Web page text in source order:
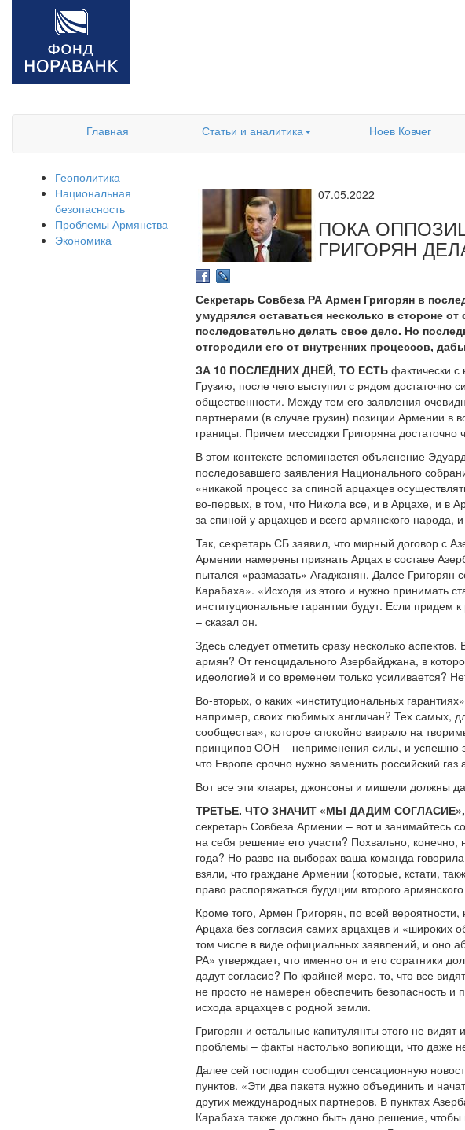
Главная
Статьи и аналитика Ноев Ковчег
Геополитика
Национальная
безопасность
Проблемы Армянства
Экономика
07.05.2022
ПОКА
ГРИГОРЯН
Секретарь Совбеза РА Армен Григорян в
умудрялся оставаться несколько в стороне
последовательно делать свое дело. Но
отгородили его от внутренних процессов,
ЗА 10 ПОСЛЕДНИХ ДНЕЙ, ТО ЕСТЬ фактически с
Грузию, после чего выступил с рядом достаточно
общественности. Между тем его заявления
партнерами (в случае грузин) позиции Армении в
границы. Причем мессиджи Григоряна
В этом контексте вспоминается объяснение
последовавшего заявления Национального
«никакой процесс за спиной арцахцев
во-первых, в том, что Никола все, и в Арцахе, и в
за спиной у арцахцев и всего армянского народа,
Так, секретарь СБ заявил, что мирный договор с
Армении намерены признать Арцах в составе
пытался «размазать» Агаджанян. Далее
Карабаха». «Исходя из этого и нужно принимать
институциональные гарантии будут. Если
– сказал он.
Здесь следует отметить сразу несколько
армян? От геноцидального Азербайджана, в
идеологией и со временем только усиливается?
Во-вторых, о каких «институциональных
например, своих любимых англичан? Тех самых,
сообщества», которое спокойно взирало на
принципов ООН – неприменения силы, и успешно
что Европе срочно нужно заменить российский газ
Вот все эти клаары, джонсоны и мишели должны
ТРЕТЬЕ. ЧТО ЗНАЧИТ «МЫ ДАДИМ
секретарь Совбеза Армении – вот и занимайтесь
на себя решение его участи? Похвально,
года? Но разве на выборах ваша команда
взяли, что граждане Армении (которые, кстати,
право распоряжаться будущим второго армянского
Кроме того, Армен Григорян, по всей
Арцаха без согласия самих арцахцев и «широких
том числе в виде официальных заявлений, и оно
РА» утверждает, что именно он и его соратники
дадут согласие? По крайней мере, то, что все
не просто не намерен обеспечить безопасность
исхода арцахцев с родной земли.
Григорян и остальные капитулянты этого не
проблемы – факты настолько вопиющи, что даже
Далее сей господин сообщил сенсационную
пунктов. «Эти два пакета нужно объединить и
других международных партнеров. В пунктах
Карабаха также должно быть дано решение,